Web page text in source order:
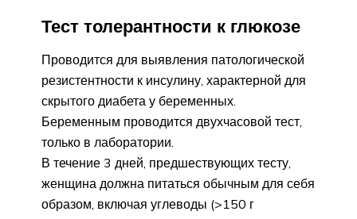
Тест толерантности к глюкозе
Проводится для выявления патологической
резистентности к инсулину, характерной для
скрытого диабета у беременных.
Беременным проводится двухчасовой тест,
только в лаборатории.
В течение 3 дней, предшествующих тесту,
женщина должна питаться обычным для себя
образом, включая углеводы (>150 г